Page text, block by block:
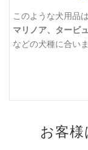
このような犬用品は
マリノア、タービ
などの犬種に合い
お客